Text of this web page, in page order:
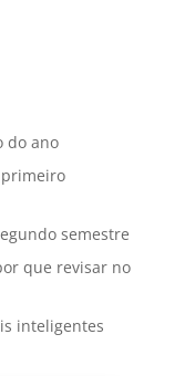
do ano
semestre
que revisar no
inteligentes